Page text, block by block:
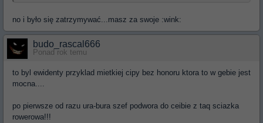
no i było się zatrzymywać...masz za swoje :wink:
budo_rascal666
Ponad rok temu
to byl ewidenty przyklad mietkiej cipy bez honoru ktora to w gebie jest
mocna....
po pierwsze od razu ura-bura szef podwora do ceibie z taq sciazka
rowerowa!!!